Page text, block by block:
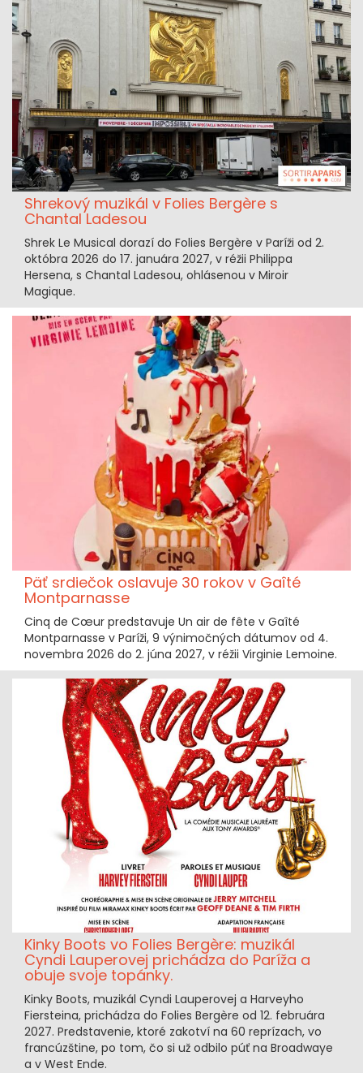
Shrekový muzikál v Folies Bergère s
Chantal Ladesou
Shrek Le Musical dorazí do Folies Bergère v Paríži od 2.
októbra 2026 do 17. januára 2027, v réžii Philippa
Hersena, s Chantal Ladesou, ohlásenou v Miroir
Magique.
Päť srdiečok oslavuje 30 rokov v Gaîté
Montparnasse
Cinq de Cœur predstavuje Un air de fête v Gaîté
Montparnasse v Paríži, 9 výnimočných dátumov od 4.
novembra 2026 do 2. júna 2027, v réžii Virginie Lemoine.
Kinky Boots vo Folies Bergère: muzikál
Cyndi Lauperovej prichádza do Paríža a
obuje svoje topánky.
Kinky Boots, muzikál Cyndi Lauperovej a Harveyho
Fiersteina, prichádza do Folies Bergère od 12. februára
2027. Predstavenie, ktoré zakotví na 60 reprízach, vo
francúzštine, po tom, čo si už odbilo púť na Broadwaye
a v West Ende.